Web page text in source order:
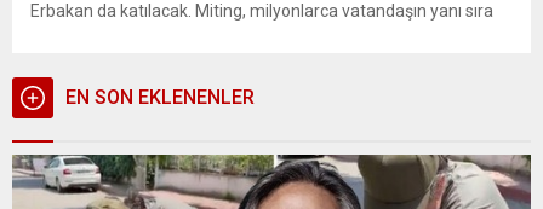
Erbakan da katılacak. Miting, milyonlarca vatandaşın yanı sıra
katılmasının beklendiği mitingde dünyaca...
EN SON EKLENENLER